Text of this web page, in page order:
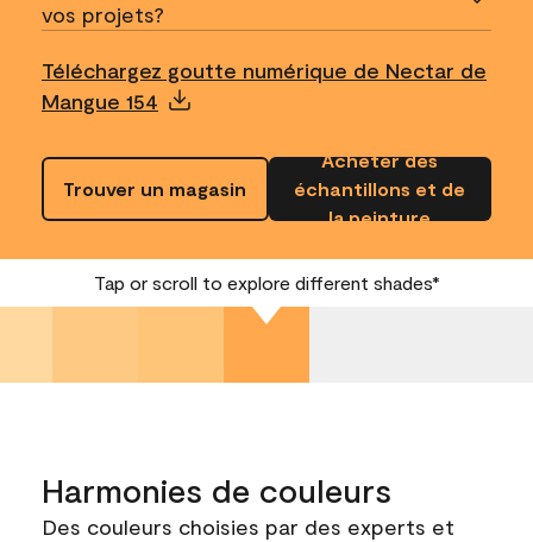
vos projets?
Téléchargez goutte numérique de Nectar de
Mangue 154
Trouver un magasin
Acheter des
échantillons et de
la peinture
Tap or scroll to explore different shades*
Harmonies de couleurs
Des couleurs choisies par des experts et